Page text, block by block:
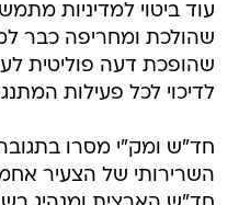
עוד ביטוי למדיניות
שהולכת ומחריפה כבר
שהופכת דעה פוליטית
לדיכוי לכל פעילות
חד"ש ומק"י מסרו
השרירותי של הצעיר